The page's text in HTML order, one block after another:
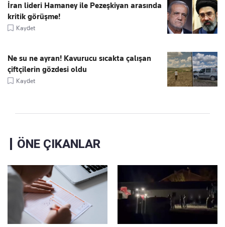
İran lideri Hamaney ile Pezeşkiyan arasında
kritik görüşme!
Kaydet
Ne su ne ayran! Kavurucu sıcakta çalışan
çiftçilerin gözdesi oldu
Kaydet
ÖNE ÇIKANLAR